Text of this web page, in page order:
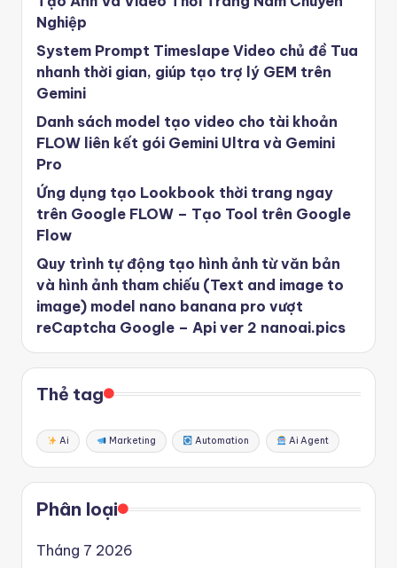
Nghiệp
System Prompt Timeslape Video chủ đề Tua
nhanh thời gian, giúp tạo trợ lý GEM trên
Gemini
Danh sách model tạo video cho tài khoản
FLOW liên kết gói Gemini Ultra và Gemini
Pro
Ứng dụng tạo Lookbook thời trang ngay
trên Google FLOW – Tạo Tool trên Google
Flow
Quy trình tự động tạo hình ảnh từ văn bản
và hình ảnh tham chiếu (Text and image to
image) model nano banana pro vượt
reCaptcha Google – Api ver 2 nanoai.pics
Thẻ tag
Ai Marketing Automation Ai Agent
Phân loại
Tháng 7 2026